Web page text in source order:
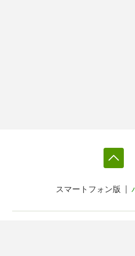
スマートフォン版